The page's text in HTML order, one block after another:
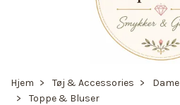
Hjem Tøj & Accessories Dame
Toppe & Bluser